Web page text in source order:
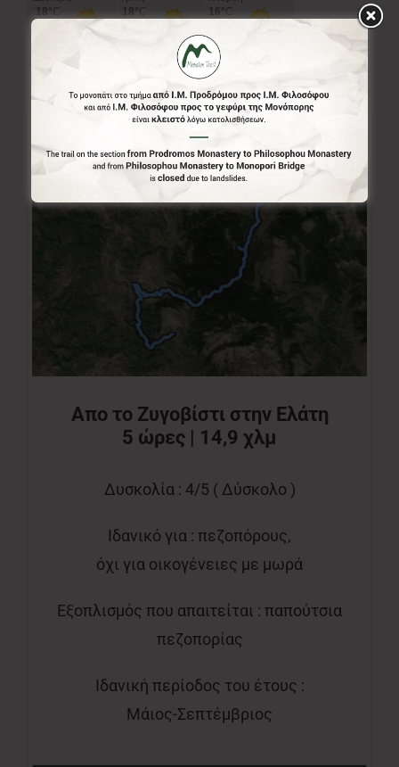
πρόγνωση καιρού από το k24.net
Απο το Ζυγοβίστι στην Ελάτη
5 ώρες | 14,9 χλμ
Δυσκολία : 4/5 ( Δύσκολο )
Ιδανικό για : πεζοπόρους,
όχι για οικογένειες με μωρά
Εξοπλισμός που απαιτείται : παπούτσια
πεζοπορίας
Ιδανική περίοδος του έτους :
Μάιος-Σεπτέμβριος